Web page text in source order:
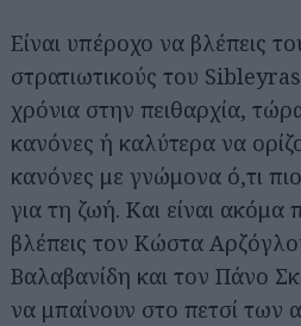
Είναι υπέροχο να βλέπεις
στρατιωτικούς του
χρόνια στην πειθαρχία,
κανόνες ή καλύτερα να
κανόνες με γνώμονα ό,τι
για τη ζωή. Και είναι ακόμα
βλέπεις τον Κώστα
Βαλαβανίδη και τον Πάνο
να μπαίνουν στο πετσί των